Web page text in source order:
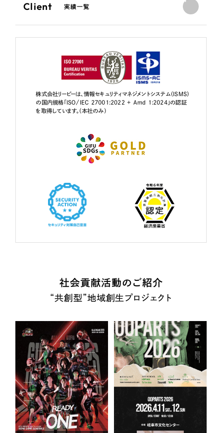
Client 実績一覧
株式会社リーピーは、情報セキュリティマネジメントシステム（ISMS）
の国内規格「ISO/IEC 27001:2022 + Amd 1:2024」の認証
を取得しています。（本社のみ）
社会貢献活動のご紹介
“共創型”地域創生プロジェクト